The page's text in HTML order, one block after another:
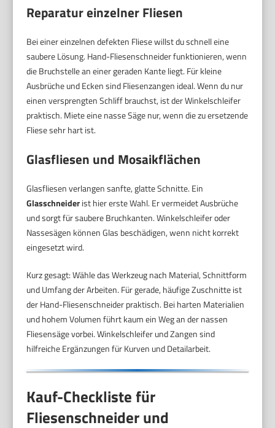
Reparatur einzelner Fliesen
Bei einer einzelnen defekten Fliese willst du schnell eine
saubere Lösung. Hand-Fliesenschneider funktionieren, wenn
die Bruchstelle an einer geraden Kante liegt. Für kleine
Ausbrüche und Ecken sind Fliesenzangen ideal. Wenn du nur
einen versprengten Schliff brauchst, ist der Winkelschleifer
praktisch. Miete eine nasse Säge nur, wenn die zu ersetzende
Fliese sehr hart ist.
Glasfliesen und Mosaikflächen
Glasfliesen verlangen sanfte, glatte Schnitte. Ein
Glasschneiderist hier erste Wahl. Er vermeidet Ausbrüche
und sorgt für saubere Bruchkanten. Winkelschleifer oder
Nassesägen können Glas beschädigen, wenn nicht korrekt
eingesetzt wird.
Kurz gesagt: Wähle das Werkzeug nach Material, Schnittform
und Umfang der Arbeiten. Für gerade, häufige Zuschnitte ist
der Hand-Fliesenschneider praktisch. Bei harten Materialien
und hohem Volumen führt kaum ein Weg an der nassen
Fliesensäge vorbei. Winkelschleifer und Zangen sind
hilfreiche Ergänzungen für Kurven und Detailarbeit.
Kauf-Checkliste für
Fliesenschneider und